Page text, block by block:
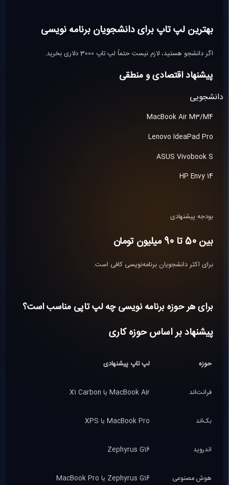
بهترین لپ تاپ برای دانشجویان برنامه نویسی
اگر دانشجو هستید، لازم نیست حتماً لپ تاپ 3000 دلاری بخرید.
پیشنهاد اقتصادی و منطقی
دانشجویی
MacBook Air M3/M4
Lenovo IdeaPad Pro
ASUS Vivobook S
HP Envy 14
بودجه پیشنهادی
بین 50 تا 90 میلیون تومان
برای اکثر دانشجویان برنامه‌نویسی کافی است.
برای هر حوزه برنامه نویسی چه لپ تاپی مناسب است؟
پیشنهاد بر اساس حوزه کاری
حوزه لپ تاپ پیشنهادی
فرانت‌اند MacBook Air یا X1 Carbon
بک‌اند MacBook Pro یا XPS
اندروید Zephyrus G16
هوش مصنوعی Zephyrus G16 یا MacBook Pro